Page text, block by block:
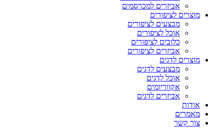
אביזרים למכרסמים
מוצרים לציפורים
מבצעים לציפורים
אוכל לציפורים
כלובים לציפורים
אביזרים לציפורים
מוצרים לדגים
מבצעים לדגים
אוכל לדגים
אקווריומים
אביזרים לדגים
אודות
מאמרים
צור קשר